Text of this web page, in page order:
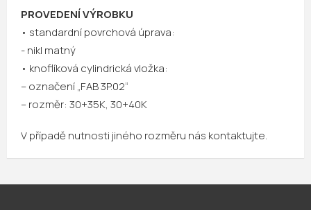
PROVEDENÍ VÝROBKU
• standardní povrchová úprava:
- nikl matný
• knoflíková cylindrická vložka:
– označení „FAB 3P.02“
– rozměr: 30+35K, 30+40K
V případě nutnosti jiného rozměru nás kontaktujte.